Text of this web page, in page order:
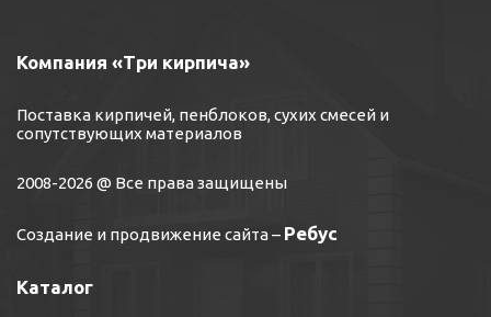
Компания «Три кирпича»
Поставка кирпичей, пенблоков, сухих смесей и
сопутствующих материалов
2008-2026 @ Все права защищены
Создание и продвижение сайта– Ребус
Каталог